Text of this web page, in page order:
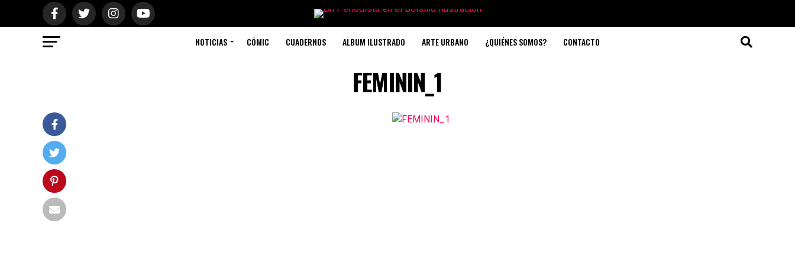
NOTICIAS CÓMIC CUADERNOS ALBUM ILUSTRADO ARTE URBANO ¿QUIÉNES SOMOS? CONTACTO
FEMININ_1